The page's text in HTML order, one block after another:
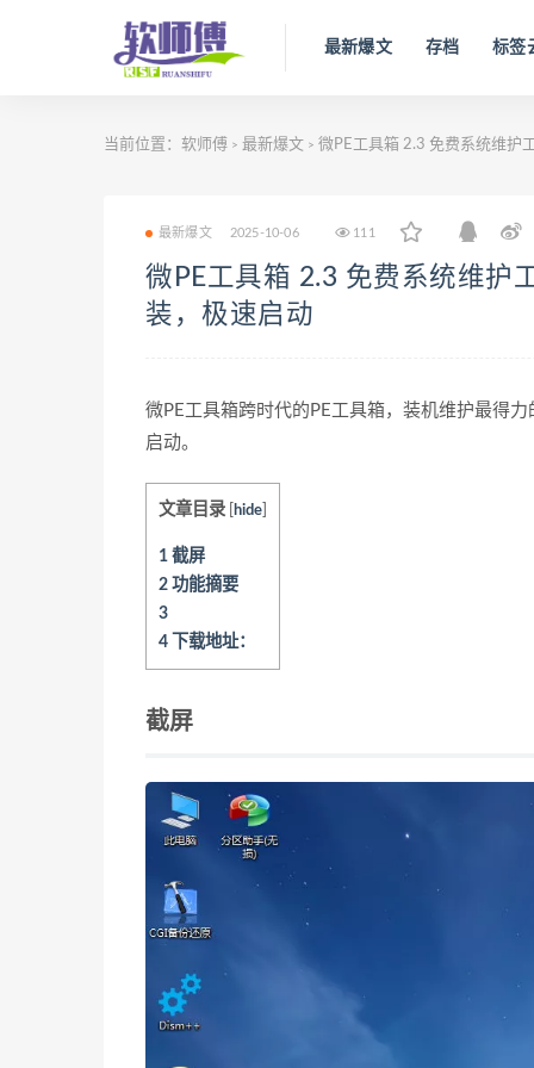
最新爆文 存档 标签
当前位置： 软师傅 > 最新爆文 > 微PE工具箱 2.3 免费系统维护
最新爆文 2025-10-06 111
微PE工具箱 2.3 免费系统维护
装，极速启动
微PE工具箱跨时代的PE工具箱，装机维护最得
启动。
文章目录 hide
1 截屏
2 功能摘要
3
4 下载地址：
截屏